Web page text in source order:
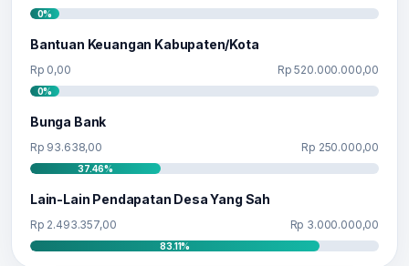
0%
Bantuan Keuangan Kabupaten/Kota
Rp 0,00 Rp 520.000.000,00
0%
Bunga Bank
Rp 93.638,00 Rp 250.000,00
37.46%
Lain-Lain Pendapatan Desa Yang Sah
Rp 2.493.357,00 Rp 3.000.000,00
83.11%